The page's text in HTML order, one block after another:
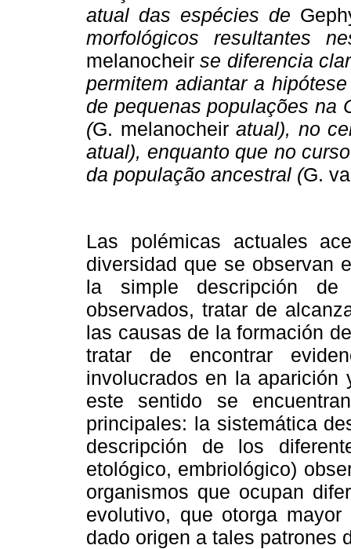
atual das espécies de
morfológicos resultantes
melanocheir se diferencia
permitem adiantar a
de pequenas populações na
(G. melanocheiratual), no
atual), enquanto que no
da população ancestral (G.
Las polémicas actuales
diversidad que se observan
la simple descripción
observados, tratar de
las causas de la formación
tratar de encontrar
involucrados en la aparición
este sentido se
principales: la sistemática
descripción de los
etológico, embriológico)
organismos que ocupan
evolutivo, que otorga
dado origen a tales patrones